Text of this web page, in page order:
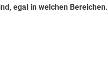
egal in welchen Bereichen.